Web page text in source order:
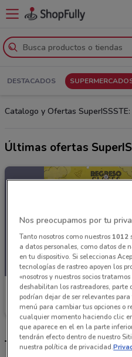
DESTACADOS
Catalogo y Ofertas
Últimas ofertas
SuperISSSTE
Caduca el 06/09
Tiendas SuperISSSTE
Nos preocupamos por tu
Tanto nosotros como nuestros 1012
a datos personales, como datos de
en tu dispositivo. Si seleccionas
tecnologías de rastreo apoyen los
«nosotros y nuestros socios
deshabilitan los rastreadores, parte
podrían dejar de ser relevantes
menú para cambiar tus opciones o
cualquier momento haciendo clic
que aparece en el en la parte
tendrán efecto dentro de nuestro
nuestra política de privacidad.